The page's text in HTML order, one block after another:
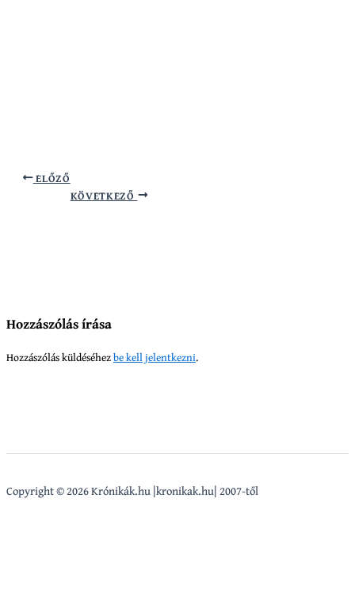
ELŐZŐ
KÖVETKEZŐ
Hozzászólás írása
Hozzászólás küldéséhezbe kell jelentkezni.
Copyright © 2026 Krónikák.hu |kronikak.hu| 2007-től